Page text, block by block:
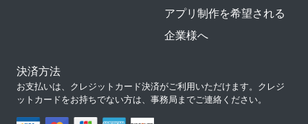
アプリ制作を希望される
企業様へ
決済方法
お支払いは、クレジットカード決済がご利用いただけます。クレジ
ットカードをお持ちでない方は、事務局までご連絡ください。